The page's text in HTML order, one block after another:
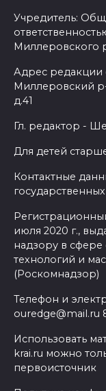
Учредитель:
Миллеровского
Адрес редакции
Миллеровский
д.41
Гл. редактор -
Для детей
Контактные
июля 2020 г.,
надзору в
технологий и
(Роскомнадзор)
Телефон и
ouredge@mail.ru
Использовать
krai.ru можно
первоисточник